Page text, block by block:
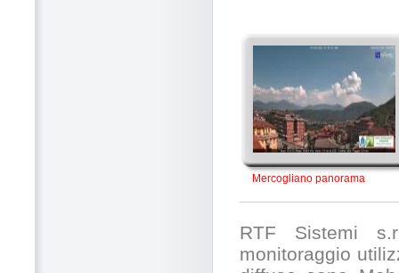
Mercogliano panorama
RTF Sistemi
monitoraggio